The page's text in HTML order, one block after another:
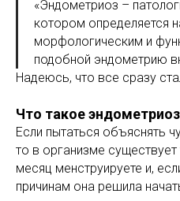
«Эндометриоз –
котором определяется
морфологическим и
подобной эндометрию
Надеюсь, что все сразу
Что такое
Если пытаться объяснять
то в организме
месяц менструируете и,
причинам она решила